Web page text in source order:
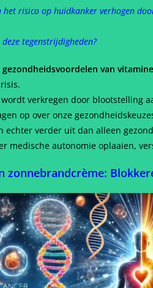
het risico op huidkanker verhogen
tegenstrijdigheden?
gezondheidsvoordelen van
verkregen door blootstelling
op over onze
echter verder uit dan alleen
medische autonomie oplaaien,
zonnebrandcrème: